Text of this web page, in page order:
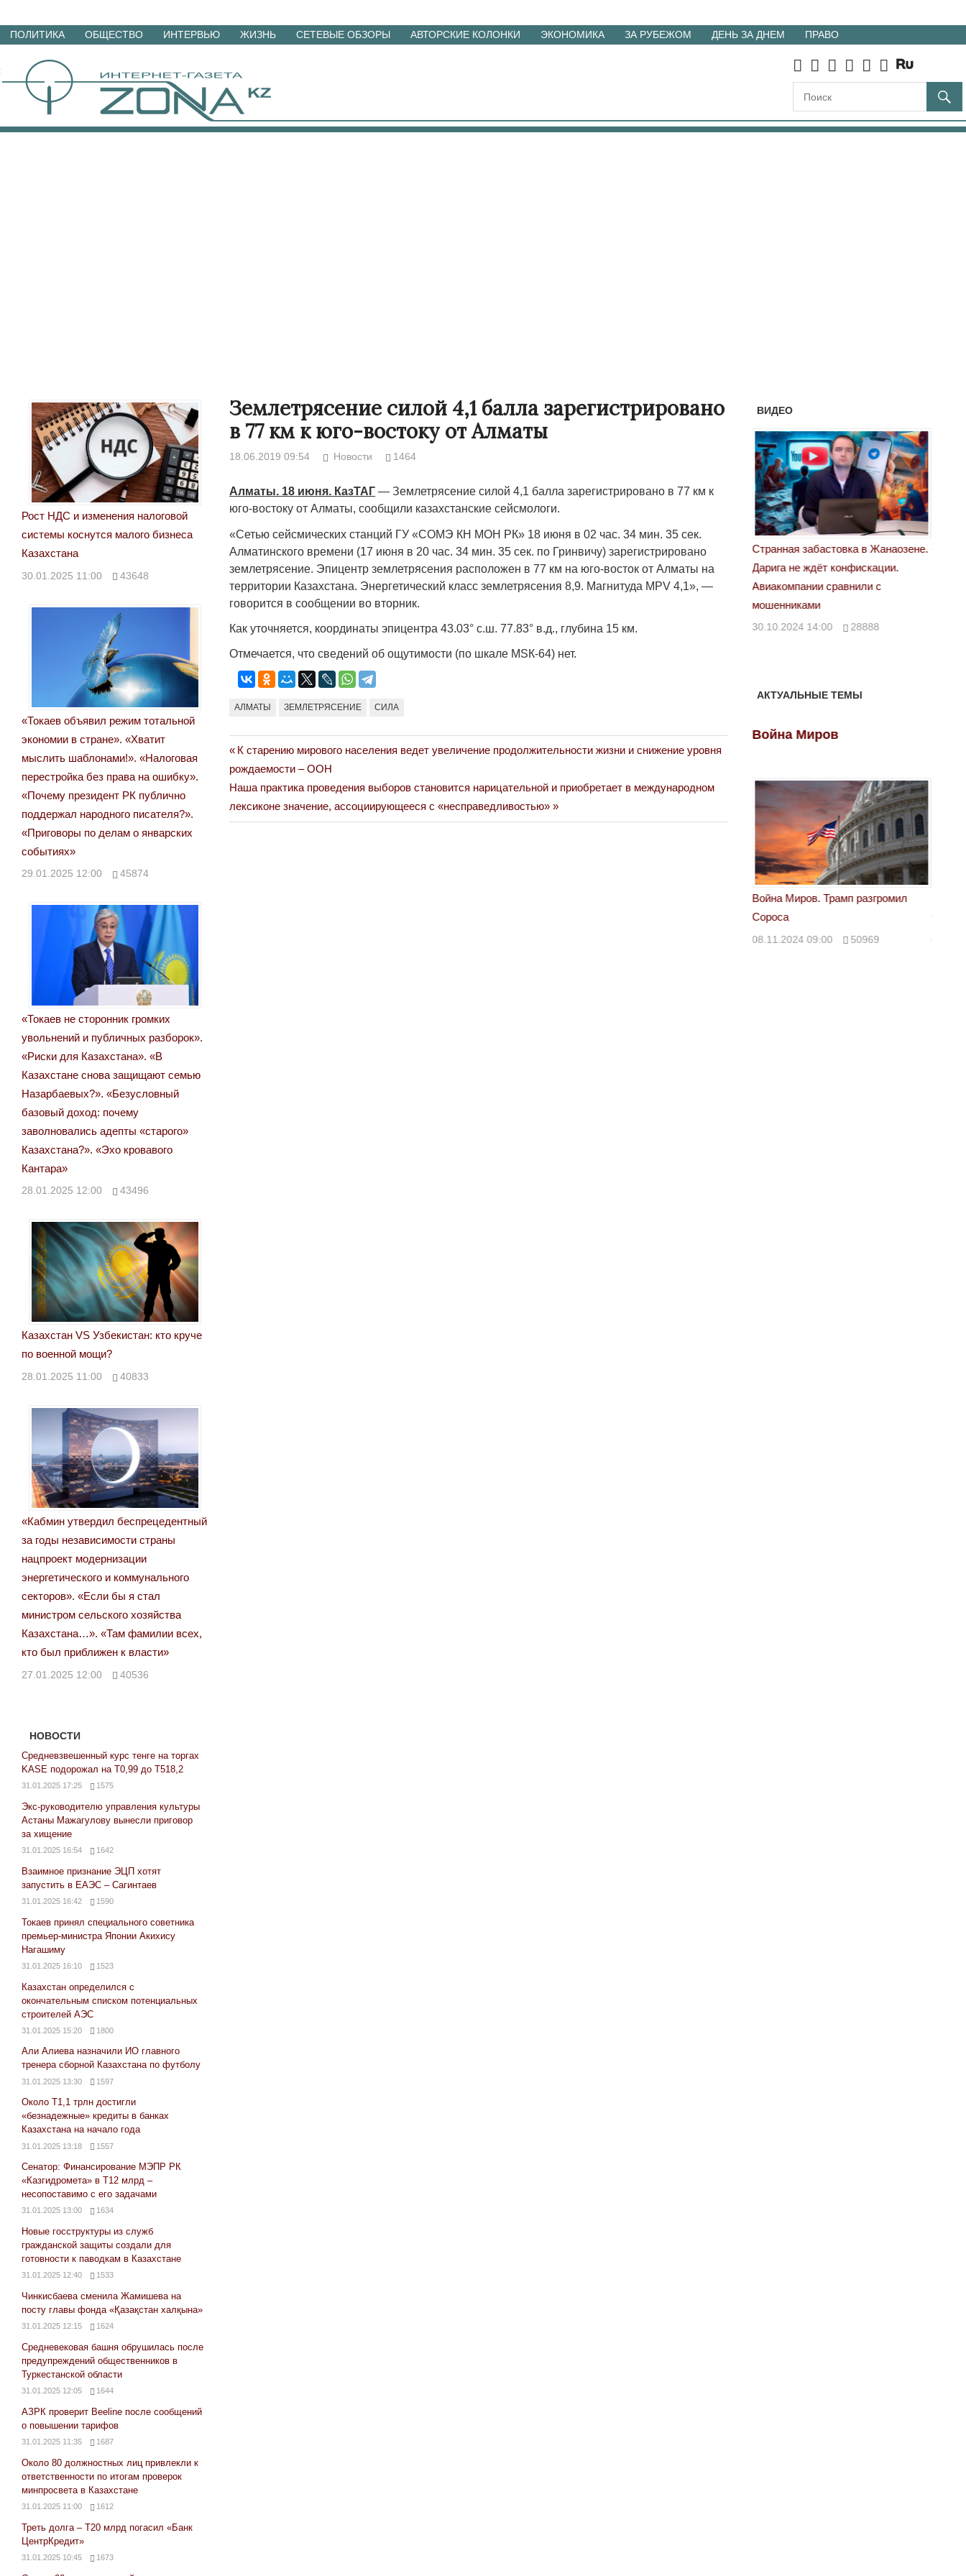
Перейти
материалам
ПОЛИТИКА ОБЩЕСТВО ИНТЕРВЬЮ ЖИЗНЬ СЕТЕВЫЕ ОБЗОРЫ АВТОРСКИЕ КОЛОНКИ ЭКОНОМИКА ЗА РУБЕЖОМ ДЕНЬ ЗА ДНЕМ ПРАВО
Землетрясение силой 4,1 балла зарегистрировано
в 77 км к юго-востоку от Алматы
18.06.2019 09:54 Новости 1464
Алматы. 18 июня. КазТАГ — Землетрясение силой 4,1 балла зарегистрировано в 77 км к
юго-востоку от Алматы, сообщили казахстанские сейсмологи.
«Сетью сейсмических станций ГУ «СОМЭ КН МОН РК» 18 июня в 02 час. 34 мин. 35 сек.
Алматинского времени (17 июня в 20 час. 34 мин. 35 сек. по Гринвичу) зарегистрировано
землетрясение. Эпицентр землетрясения расположен в 77 км на юго-восток от Алматы на
территории Казахстана. Энергетический класс землетрясения 8,9. Магнитуда MPV 4,1», —
говорится в сообщении во вторник.
Как уточняется, координаты эпицентра 43.03° с.ш. 77.83° в.д., глубина 15 км.
Отмечается, что сведений об ощутимости (по шкале МSК-64) нет.
АЛМАТЫ ЗЕМЛЕТРЯСЕНИЕ СИЛА
Навигация
по
записям
Previous
Post:
К старению мирового населения ведет увеличение продолжительности жизни и снижение уровня
рождаемости – ООН
Next
Post:
Наша практика проведения выборов становится нарицательной и приобретает в международном
лексиконе значение, ассоциирующееся с «несправедливостью»
Рост НДС и изменения налоговой
системы коснутся малого бизнеса
Казахстана
30.01.2025 11:00 43648
«Токаев объявил режим тотальной
экономии в стране». «Хватит
мыслить шаблонами!». «Налоговая
перестройка без права на ошибку».
«Почему президент РК публично
поддержал народного писателя?».
«Приговоры по делам о январских
событиях»
29.01.2025 12:00 45874
«Токаев не сторонник громких
увольнений и публичных разборок».
«Риски для Казахстана». «В
Казахстане снова защищают семью
Назарбаевых?». «Безусловный
базовый доход: почему
заволновались адепты «старого»
Казахстана?». «Эхо кровавого
Кантара»
28.01.2025 12:00 43496
Казахстан VS Узбекистан: кто круче
по военной мощи?
28.01.2025 11:00 40833
«Кабмин утвердил беспрецедентный
за годы независимости страны
нацпроект модернизации
энергетического и коммунального
секторов». «Если бы я стал
министром сельского хозяйства
Казахстана…». «Там фамилии всех,
кто был приближен к власти»
27.01.2025 12:00 40536
НОВОСТИ
Средневзвешенный курс тенге на торгах
KASE подорожал на Т0,99 до Т518,2
31.01.2025 17:25 1575
Экс-руководителю управления культуры
Астаны Мажагулову вынесли приговор
за хищение
31.01.2025 16:54 1642
Взаимное признание ЭЦП хотят
запустить в ЕАЭС – Сагинтаев
31.01.2025 16:42 1590
Токаев принял специального советника
премьер-министра Японии Акихису
Нагашиму
31.01.2025 16:10 1523
Казахстан определился с
окончательным списком потенциальных
строителей АЭС
31.01.2025 15:20 1800
Али Алиева назначили ИО главного
тренера сборной Казахстана по футболу
31.01.2025 13:30 1597
Около Т1,1 трлн достигли
«безнадежные» кредиты в банках
Казахстана на начало года
31.01.2025 13:18 1557
Сенатор: Финансирование МЭПР РК
«Казгидромета» в Т12 млрд –
несопоставимо с его задачами
31.01.2025 13:00 1634
Новые госструктуры из служб
гражданской защиты создали для
готовности к паводкам в Казахстане
31.01.2025 12:40 1533
Чинкисбаева сменила Жамишева на
посту главы фонда «Қазақстан халқына»
31.01.2025 12:15 1624
Средневековая башня обрушилась после
предупреждений общественников в
Туркестанской области
31.01.2025 12:05 1644
АЗРК проверит Beeline после сообщений
о повышении тарифов
31.01.2025 11:35 1687
Около 80 должностных лиц привлекли к
ответственности по итогам проверок
минпросвета в Казахстане
31.01.2025 11:00 1612
Треть долга – Т20 млрд погасил «Банк
ЦентрКредит»
31.01.2025 10:45 1673
ВИДЕО
Народ выбрал свет
17.10.2024 17:00 29972
Странная забастовка в Жанаозене.
Дарига не ждёт конфискации.
Авиакомпании сравнили с
30.10.2024 14:00
«Новый Казахстан не говорит всей
правды»
29.10.2024 09:00 39623
АКТУАЛЬНЫЕ ТЕМЫ
Война Миров Война Миров
Война Миров. Трамп разгромил
Сороса
08.11.2024 09:00 50969